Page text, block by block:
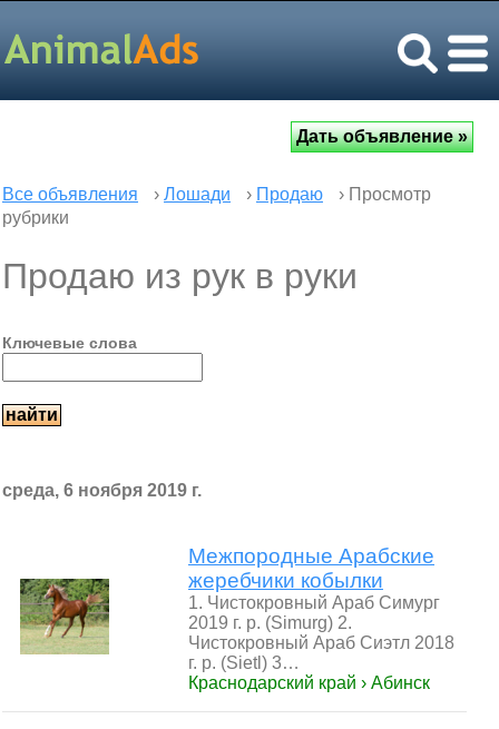
Все объявления › Лошади › Продаю
› Просмотр
рубрики
Продаю из рук в руки
Ключевые слова
среда, 6 ноября 2019 г.
Межпородные Арабские
жеребчики кобылки
1. Чистокровный Араб Симург
2019 г. р. (Simurg) 2.
Чистокровный Араб Сиэтл 2018
г. р. (Sietl) 3…
Краснодарский край › Абинск